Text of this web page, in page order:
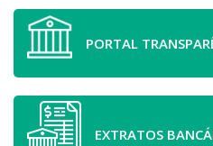
PORTAL
EXTRATOS